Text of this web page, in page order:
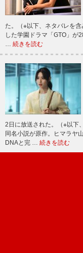
た。（※以下、ネタバレを
した学園ドラマ「GTO」が
続きを読む
2日に放送された。（※以
同名小説が原作。ヒマラヤ
DNAと完 … 続きを読む